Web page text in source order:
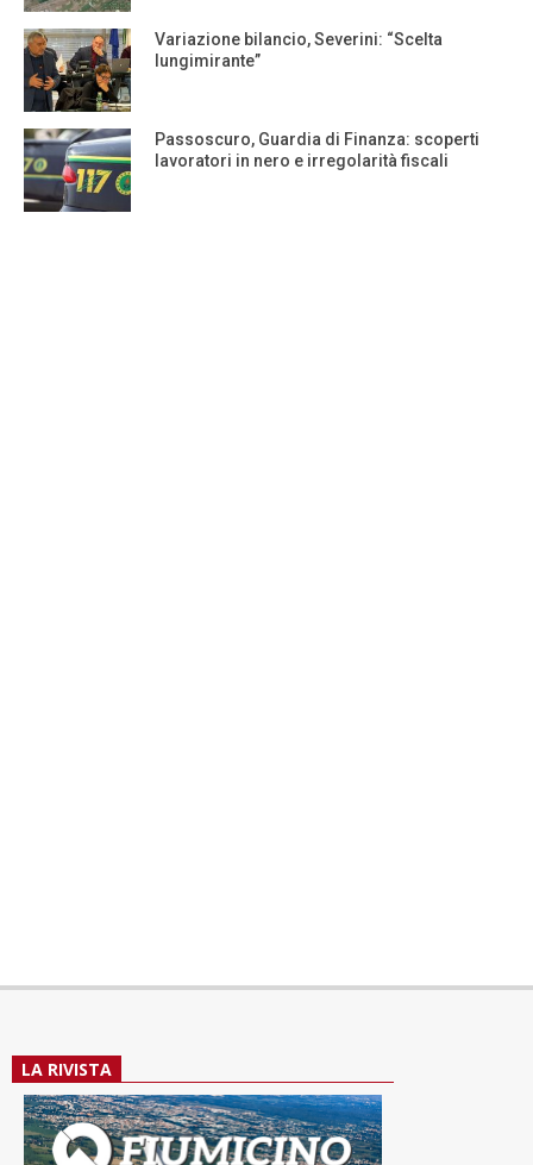
Variazione bilancio, Severini: “Scelta
lungimirante”
Passoscuro, Guardia di Finanza: scoperti
lavoratori in nero e irregolarità fiscali
LA RIVISTA